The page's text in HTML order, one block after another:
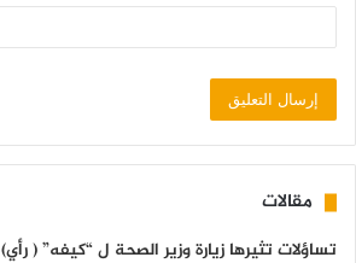
مقالات
تساؤلات تثيرها زيارة وزير الصحة ل “كيفه” ( رأي)